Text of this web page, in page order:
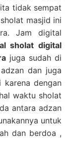
tidak sempat
masjid ini
Jam digital
sholat digital
juga sudah di
dan juga
dengan
waktu sholat
antara adzan
untuk
dan berdoa ,